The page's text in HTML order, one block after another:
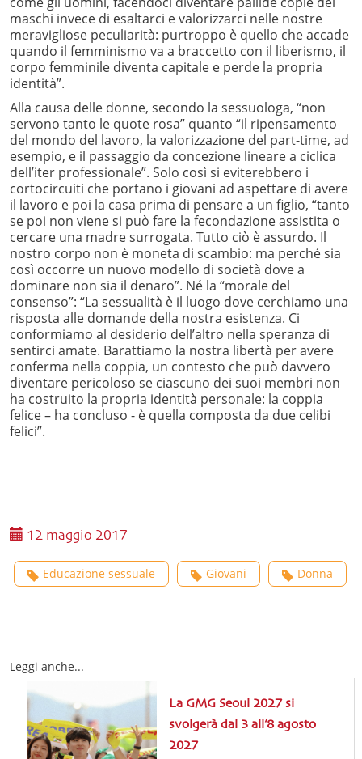
maschi invece di esaltarci e valorizzarci nelle nostre
meravigliose peculiarità: purtroppo è quello che accade
quando il femminismo va a braccetto con il liberismo, il
corpo femminile diventa capitale e perde la propria
identità”.
Alla causa delle donne, secondo la sessuologa, “non
servono tanto le quote rosa” quanto “il ripensamento
del mondo del lavoro, la valorizzazione del part-time, ad
esempio, e il passaggio da concezione lineare a ciclica
dell’iter professionale”. Solo così si eviterebbero i
cortocircuiti che portano i giovani ad aspettare di avere
il lavoro e poi la casa prima di pensare a un figlio, “tanto
se poi non viene si può fare la fecondazione assistita o
cercare una madre surrogata. Tutto ciò è assurdo. Il
nostro corpo non è moneta di scambio: ma perché sia
così occorre un nuovo modello di società dove a
dominare non sia il denaro”. Né la “morale del
consenso”: “La sessualità è il luogo dove cerchiamo una
risposta alle domande della nostra esistenza. Ci
conformiamo al desiderio dell’altro nella speranza di
sentirci amate. Barattiamo la nostra libertà per avere
conferma nella coppia, un contesto che può davvero
diventare pericoloso se ciascuno dei suoi membri non
ha costruito la propria identità personale: la coppia
felice – ha concluso - è quella composta da due celibi
felici”.
12 maggio 2017
Educazione sessuale Giovani Donna
Leggi anche...
La GMG Seoul 2027 si
svolgerà dal 3 all’8 agosto
2027